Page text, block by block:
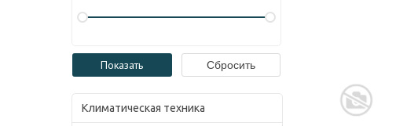
Климатическая техника